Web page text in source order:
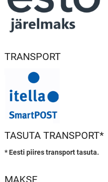
TRANSPORT
TASUTA TRANSPORT*
* Eesti piires transport tasuta.
MAKSE